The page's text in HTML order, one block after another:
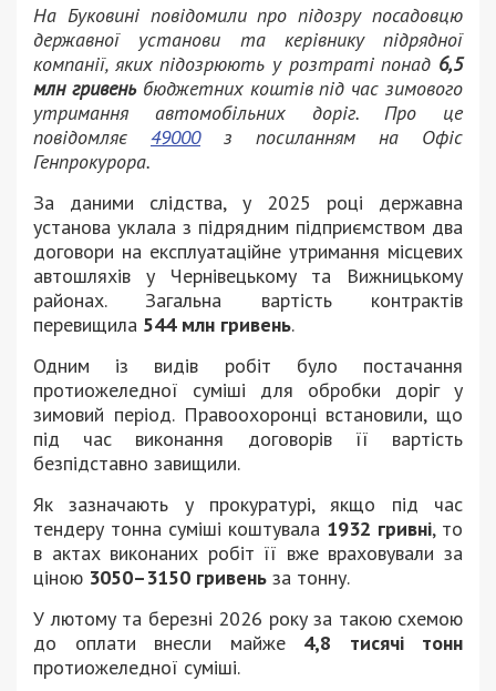
На Буковині повідомили про підозру посадовцю
державної установи та керівнику підрядної
компанії, яких підозрюють у розтраті понад 6,5
млн гривеньбюджетних коштів під час зимового
утримання автомобільних доріг. Про це
повідомляє 49000з посиланням на Офіс
Генпрокурора.
За даними слідства, у 2025 році державна
установа уклала з підрядним підприємством два
договори на експлуатаційне утримання місцевих
автошляхів у Чернівецькому та Вижницькому
районах. Загальна вартість контрактів
перевищила 544 млн гривень.
Одним із видів робіт було постачання
протиожеледної суміші для обробки доріг у
зимовий період. Правоохоронці встановили, що
під час виконання договорів її вартість
безпідставно завищили.
Як зазначають у прокуратурі, якщо під час
тендеру тонна суміші коштувала 1932 гривні, то
в актах виконаних робіт її вже враховували за
ціною 3050–3150 гривень за тонну.
У лютому та березні 2026 року за такою схемою
до оплати внесли майже 4,8 тисячі тонн
протиожеледної суміші.